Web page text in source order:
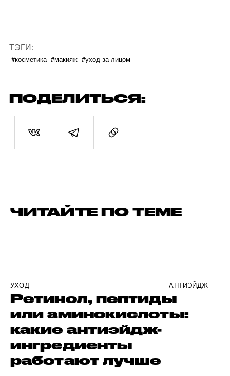
ТЭГИ:
#косметика #макияж #уход за лицом
ПОДЕЛИТЬСЯ:
ЧИТАЙТЕ ПО ТЕМЕ
УХОД АНТИЭЙДЖ
Ретинол, пептиды
или аминокислоты:
какие антиэйдж-
ингредиенты
работают лучше